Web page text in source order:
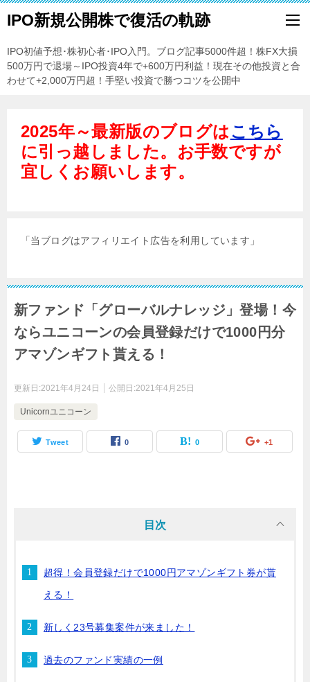
IPO新規公開株で復活の軌跡
IPO初値予想･株初心者･IPO入門。ブログ記事5000件超！株FX大損
500万円で退場～IPO投資4年で+600万円利益！現在その他投資と合
わせて+2,000万円超！手堅い投資で勝つコツを公開中
2025年～最新版のブログはこちら
に引っ越しました。お手数ですが
宜しくお願いします。
「当ブログはアフィリエイト広告を利用しています」
新ファンド「グローバルナレッジ」登場！今
ならユニコーンの会員登録だけで1000円分
アマゾンギフト貰える！
更新日:2021年4月24日 公開日:2021年4月25日
Unicornユニコーン
Tweet 0 0 +1
目次
超得！会員登録だけで1000円アマゾンギフト券が貰
える！
新しく23号募集案件が来ました！
過去のファンド実績の一例